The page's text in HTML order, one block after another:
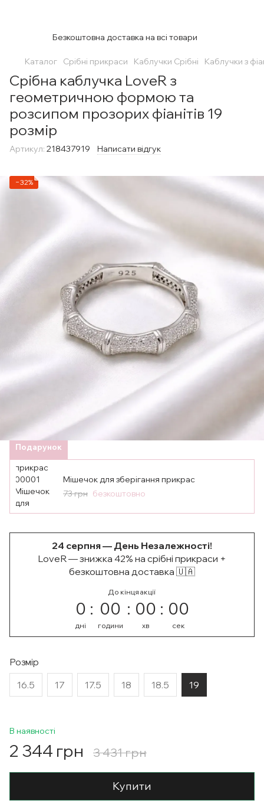
Безкоштовна доставка на всі товари
Каталог Срібні прикраси Каблучки Срібні Каблучки з
Срібна каблучка LoveR з
геометричною формою та
розсипом прозорих фіанітів 19
розмір
Артикул: 218437919 Написати відгук
−32%
Подарунок
Мішечок для зберігання прикрас
73 грн безкоштовно
24 серпня — День Незалежності!
LoveR — знижка 42% на срібні прикраси +
безкоштовна доставка 🇺🇦
До кінця акції
0
дні
00
години
00
хв
00
сек
Розмір
16.5 17 17.5 18 18.5 19
В наявності
2 344 грн 3 431 грн
Купити